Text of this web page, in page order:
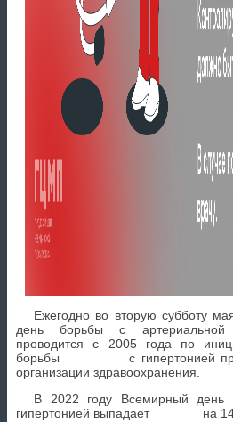
Ежегодно во вторую субботу
день борьбы с артериальной
проводится с 2005 года по
борьбы с гипертонией при
организации здравоохранения.
В 2022 году Всемирный день
гипертонией выпадает на 14